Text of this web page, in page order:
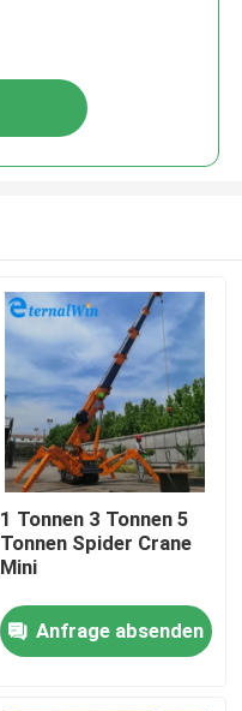
1 Tonnen 3 Tonnen 5
Tonnen Spider Crane
Mini
Anfrage absenden